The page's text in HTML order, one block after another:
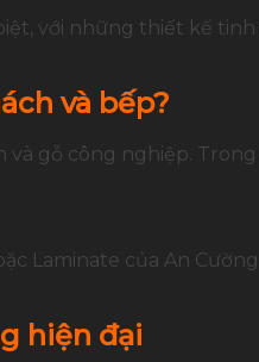
với những thiết kế
và bếp?
gỗ công nghiệp.
Laminate của An
hiện đại